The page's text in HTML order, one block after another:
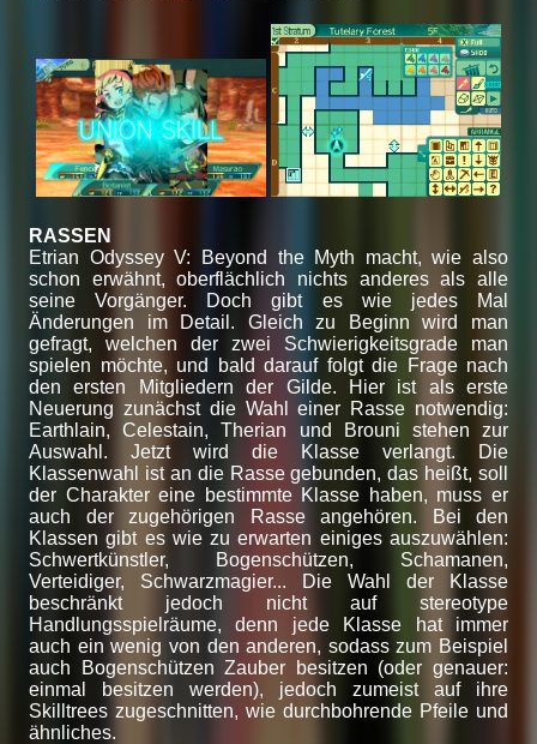
RASSEN
Etrian Odyssey V: Beyond the Myth macht, wie also
schon erwähnt, oberflächlich nichts anderes als alle
seine Vorgänger. Doch gibt es wie jedes Mal
Änderungen im Detail. Gleich zu Beginn wird man
gefragt, welchen der zwei Schwierigkeitsgrade man
spielen möchte, und bald darauf folgt die Frage nach
den ersten Mitgliedern der Gilde. Hier ist als erste
Neuerung zunächst die Wahl einer Rasse notwendig:
Earthlain, Celestain, Therian und Brouni stehen zur
Auswahl. Jetzt wird die Klasse verlangt. Die
Klassenwahl ist an die Rasse gebunden, das heißt, soll
der Charakter eine bestimmte Klasse haben, muss er
auch der zugehörigen Rasse angehören. Bei den
Klassen gibt es wie zu erwarten einiges auszuwählen:
Schwertkünstler, Bogenschützen, Schamanen,
Verteidiger, Schwarzmagier... Die Wahl der Klasse
beschränkt jedoch nicht auf stereotype
Handlungsspielräume, denn jede Klasse hat immer
auch ein wenig von den anderen, sodass zum Beispiel
auch Bogenschützen Zauber besitzen (oder genauer:
einmal besitzen werden), jedoch zumeist auf ihre
Skilltrees zugeschnitten, wie durchbohrende Pfeile und
ähnliches.